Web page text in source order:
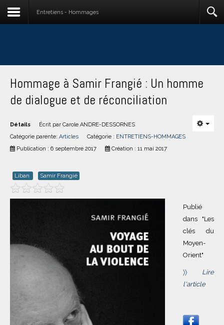
Entretiens - Hommages
Hommage à Samir Frangié : Un homme
de dialogue et de réconciliation
Détails Écrit par Carole ANDRE-DESSORNES
Catégorie parente: Articles Catégorie : ENTRETIENS-HOMMAGES
Publication : 6 septembre 2017
Création : 11 mai 2017
Liban Samir Frangié
Publié
dans "Les
clés du
Moyen-
Orient"
〉〉 Lire
l'article